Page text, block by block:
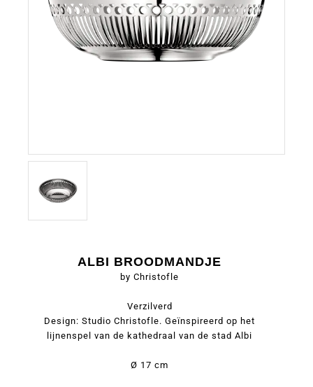
ALBI BROODMANDJE
by Christofle
Verzilverd
Design: Studio Christofle. Geïnspireerd op het
lijnenspel van de kathedraal van de stad Albi
Ø 17 cm